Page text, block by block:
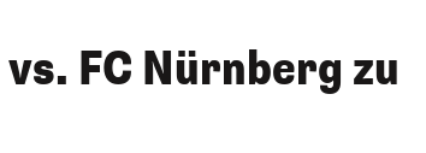
FC Nürnberg zu